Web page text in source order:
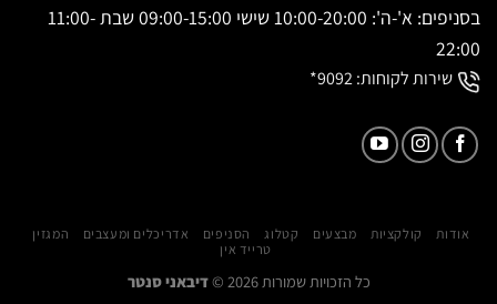
בסניפים: א'-ה': 10:00-20:00 שישי 09:00-15:00 שבת 11:00-
22:00
שירות לקוחות:9092*
אודות קולקציות מבצעים קטלוג הסניפים אדריכלים ומעצבים
המגזין
טרייד אין
כל הזכויות שמורות 2026 © דיבאני סנטר